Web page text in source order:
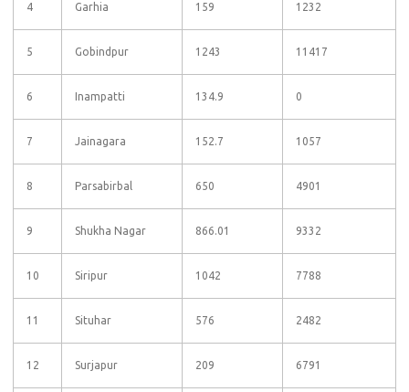
4 Garhia 159 1232
5 Gobindpur 1243 11417
6 Inampatti 134.9 0
7 Jainagara 152.7 1057
8 Parsabirbal 650 4901
9 Shukha Nagar 866.01 9332
10 Siripur 1042 7788
11 Situhar 576 2482
12 Surjapur 209 6791